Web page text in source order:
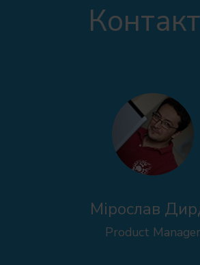
Mірослав
Product Manager